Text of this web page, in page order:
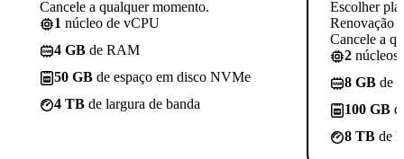
Cancele a qualquer momento.
1 núcleo de vCPU
4 GB de RAM
50 GB de espaço em disco NVMe
4 TB de largura de banda
Escolher
Renovação
Cancele a
2 núcleos
8 GB de
100 GB
8 TB de